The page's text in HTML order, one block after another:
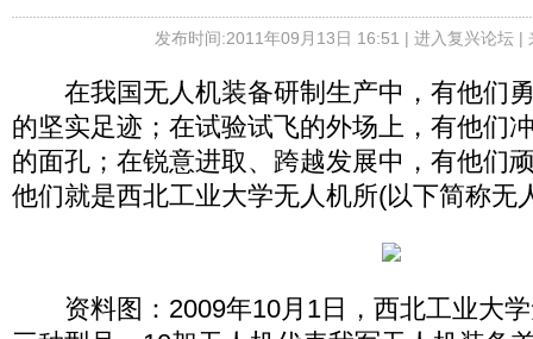
发布时间:2011年09月13日 16:51 | 进入复兴论坛|
在我国无人机装备研制生产中，有他们
的坚实足迹；在试验试飞的外场上，有他们
的面孔；在锐意进取、跨越发展中，有他
他们就是西北工业大学无人机所(以下简称无
资料图：2009年10月1日，西北工业大学